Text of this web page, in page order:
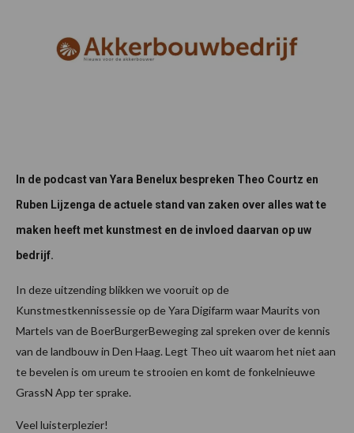
In de podcast van Yara Benelux bespreken Theo Courtz en
Ruben Lijzenga de actuele stand van zaken over alles wat te
maken heeft met kunstmest en de invloed daarvan op uw
bedrijf.
In deze uitzending blikken we vooruit op de
Kunstmestkennissessie op de Yara Digifarm waar Maurits von
Martels van de BoerBurgerBeweging zal spreken over de kennis
van de landbouw in Den Haag. Legt Theo uit waarom het niet aan
te bevelen is om ureum te strooien en komt de fonkelnieuwe
GrassN App ter sprake.
Veel luisterplezier!